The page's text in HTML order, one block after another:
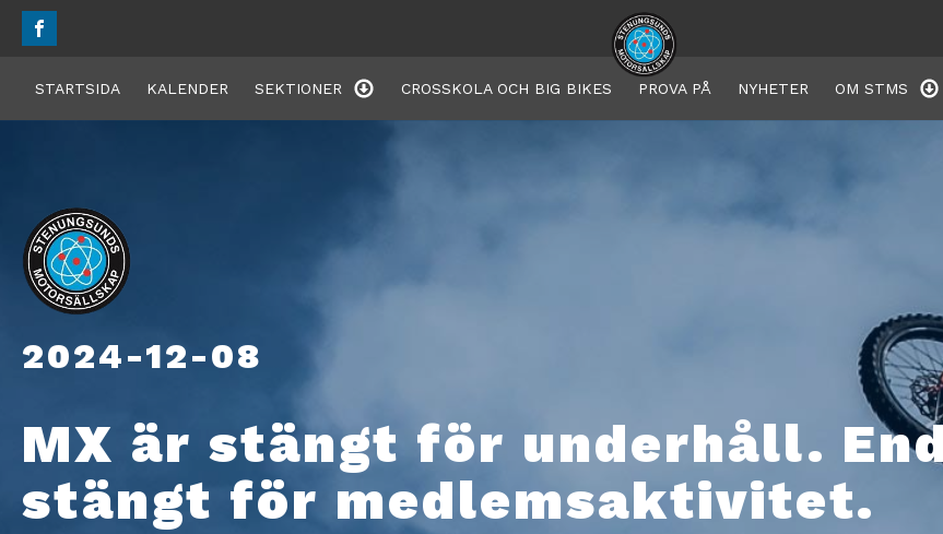
STARTSIDA KALENDER SEKTIONER CROSSKOLA OCH BIG BIKES PROVA PÅ NYHETER OM STMS
2024-12-08
MX är stängt för underhåll.
stängt för medlemsaktivitet.